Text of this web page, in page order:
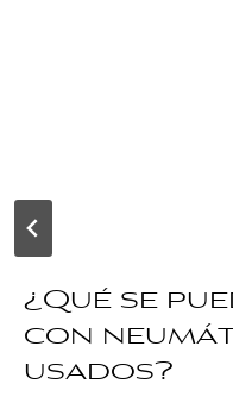
¿Qué se
con
usados?